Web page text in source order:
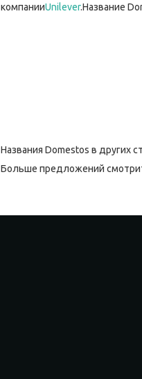
компанииUnilever.Название
Названия Domestos в других
Больше предложений